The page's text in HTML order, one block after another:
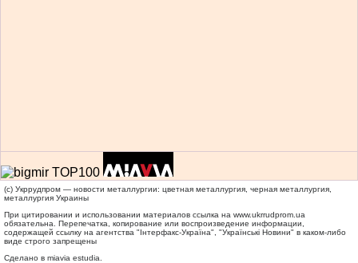
(c) Укррудпром — новости металлургии: цветная металлургия, черная металлургия,
металлургия Украины
При цитировании и использовании материалов ссылка на www.ukrrudprom.ua
обязательна. Перепечатка, копирование или воспроизведение информации,
содержащей ссылку на агентства "Iнтерфакс-Україна", "Українськi Новини" в каком-либо
виде строго запрещены
Сделано в miavia estudia.